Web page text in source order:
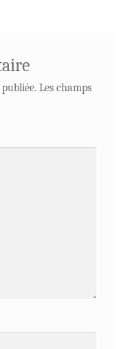
Les champs